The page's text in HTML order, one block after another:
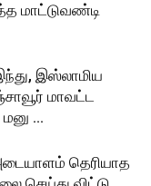
மாட்டுவண்டி
இஸ்லாமிய
மாவட்ட
…
தெரியாத